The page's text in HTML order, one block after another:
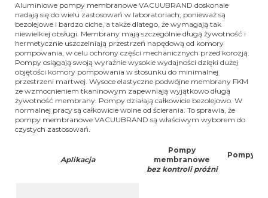
Aluminiowe pompy membranowe VACUUBRAND doskonale
nadają się do wielu zastosowań w laboratoriach, ponieważ są
bezolejowe i bardzo ciche, a także dlatego, że wymagają tak
niewielkiej obsługi. Membrany mają szczególnie długą żywotność i
hermetycznie uszczelniają przestrzeń napędową od komory
pompowania, w celu ochrony części mechanicznych przed korozją.
Pompy osiągają swoją wyraźnie wysokie wydajności dzięki dużej
objętości komory pompowania w stosunku do minimalnej
przestrzeni martwej. Wysoce elastyczne podwójne membrany FKM
ze wzmocnieniem tkaninowym zapewniają wyjątkowo długą
żywotność membrany. Pompy działają całkowicie bezolejowo. W
normalnej pracy są całkowicie wolne od ścierania. To sprawia, że
pompy membranowe VACUUBRAND są właściwym wyborem do
czystych zastosowań.
Aplikacja
Pompy
membranowe
bez kontroli próżni
Pompy